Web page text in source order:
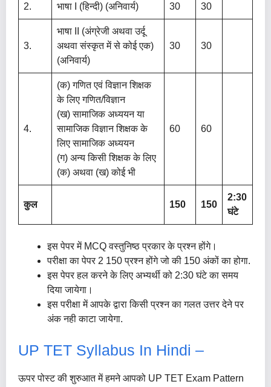
2. भाषा I (हिन्दी) (अनिवार्य) 30 30
3.
भाषा II (अंग्रेजी अथवा उर्दू
अथवा संस्कृत में से कोई एक)
(अनिवार्य)
30 30
4.
(क) गणित एवं विज्ञान शिक्षक
के लिए गणित/विज्ञान
(ख) सामाजिक अध्ययन या
सामाजिक विज्ञान शिक्षक के
लिए सामाजिक अध्ययन
(ग) अन्य किसी शिक्षक के लिए
(क) अथवा (ख) कोई भी
60 60
कुल 150 150
2:30
घंटे
इस पेपर में MCQ वस्तुनिष्ठ प्रकार के प्रश्न होंगे।
परीक्षा का पेपर 2 150 प्रश्न होंगे जो की 150 अंकों का होगा.
इस पेपर हल करने के लिए अभ्यर्थी को 2:30 घंटे का समय
दिया जायेगा।
इस परीक्षा में आपके द्वारा किसी प्रश्न का गलत उत्तर देने पर
अंक नही काटा जायेगा.
UP TET Syllabus In Hindi –
ऊपर पोस्ट की शुरुआत में हमने आपको UP TET Exam Pattern